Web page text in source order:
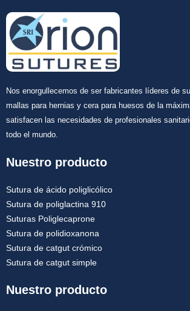
Nos enorgullecemos de ser fabricantes líderes de
mallas para hernias y cera para huesos de la
satisfacen las necesidades de profesionales
todo el mundo.
Nuestro producto
Sutura de ácido poliglicólico
Sutura de poliglactina 910
Suturas Poliglecaprone
Sutura de polidioxanona
Sutura de catgut crómico
Sutura de catgut simple
Nuestro producto